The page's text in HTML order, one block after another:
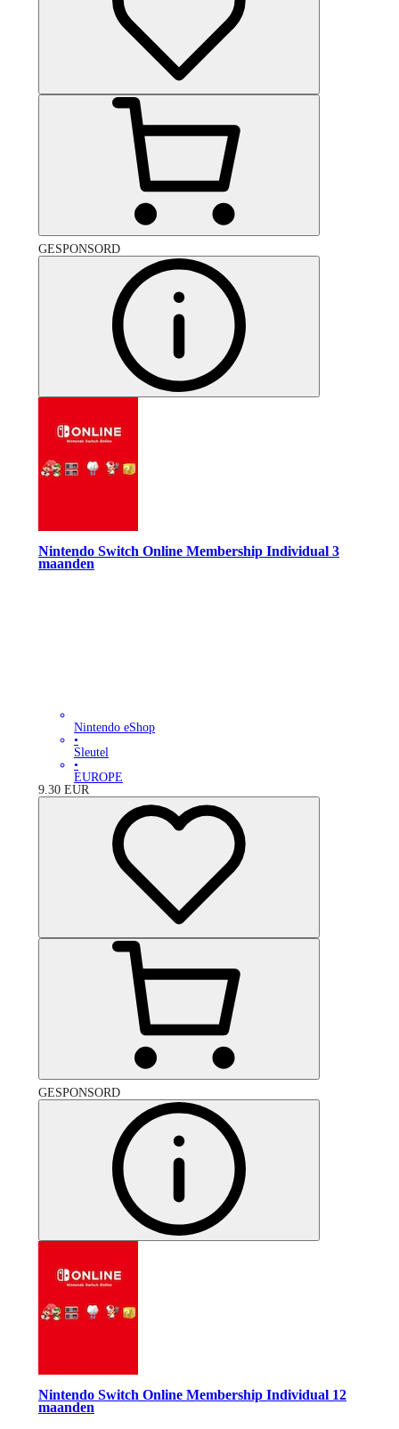
GESPONSORD
Nintendo Switch Online Membership Individual 3
maanden
Nintendo eShop
•
Sleutel
•
EUROPE
9.30 EUR
GESPONSORD
Nintendo Switch Online Membership Individual 12
maanden